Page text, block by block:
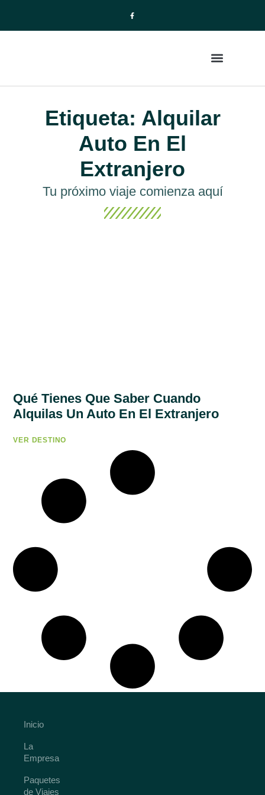
Etiqueta: Alquilar
Auto En El
Extranjero
Tu próximo viaje comienza aquí
Qué Tienes Que Saber Cuando
Alquilas Un Auto En El Extranjero
VER DESTINO
Inicio
La
Empresa
Paquetes
de Viajes